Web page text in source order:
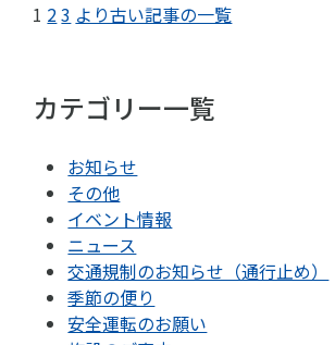
1 23 より古い記事の一覧
カテゴリー一覧
お知らせ
その他
イベント情報
ニュース
交通規制のお知らせ（通行止め）
季節の便り
安全運転のお願い